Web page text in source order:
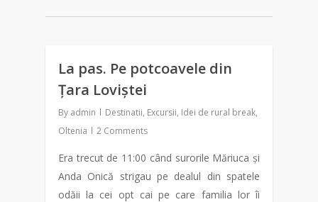
La pas. Pe potcoavele din
Țara Loviștei
By admin Destinatii, Excursii, Idei de rural break,
Oltenia
2 Comments
Era trecut de 11:00 când surorile Măriuca și
Anda Onică strigau pe dealul din spatele
odăii la cei opt cai pe care familia lor îi
2